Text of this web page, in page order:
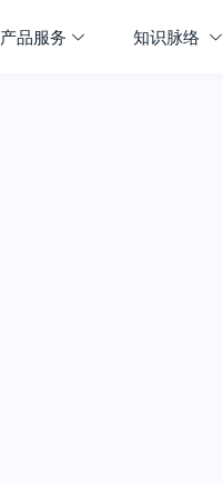
产品服务 知识脉络